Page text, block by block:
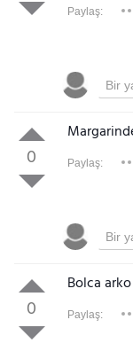
Paylaş:
0 Paylaş:
0
Bolca
Paylaş: